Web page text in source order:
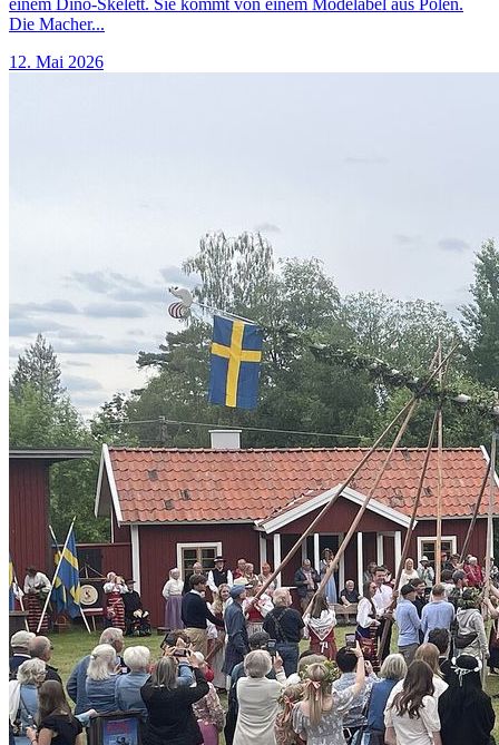
einem Dino-Skelett. Sie kommt von einem Modelabel aus Polen.
Die Macher...
12. Mai 2026